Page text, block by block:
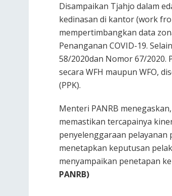
Disampaikan Tjahjo dalam
kedinasan di kantor (work
mempertimbangkan data
Penanganan COVID-19.
58/2020dan Nomor 67/2020.
secara WFH maupun WFO,
(PPK).
Menteri PANRB
memastikan tercapainya
penyelenggaraan pelayanan
menetapkan keputusan
menyampaikan penetapan
PANRB)